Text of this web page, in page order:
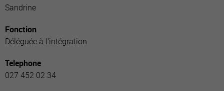
Sandrine
Fonction
Déléguée à l'intégration
Telephone
027 452 02 34